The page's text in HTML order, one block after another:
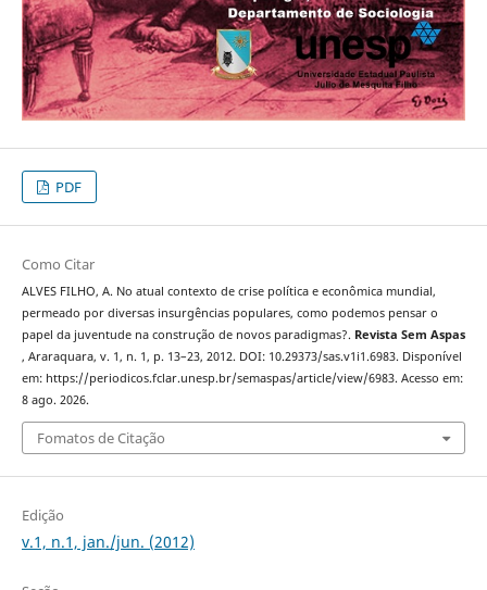
PDF
Como Citar
ALVES FILHO, A. No atual contexto de crise política e econômica mundial,
permeado por diversas insurgências populares, como podemos pensar o
papel da juventude na construção de novos paradigmas?. Revista Sem Aspas
, Araraquara, v. 1, n. 1, p. 13–23, 2012. DOI: 10.29373/sas.v1i1.6983. Disponível
em: https://periodicos.fclar.unesp.br/semaspas/article/view/6983. Acesso em:
8 ago. 2026.
Fomatos de Citação
Edição
v.1, n.1, jan./jun. (2012)